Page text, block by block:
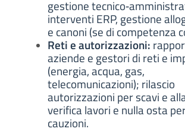
gestione
interventi ERP, gestione
e canoni (se di competenza
Reti e autorizzazioni:
aziende e gestori di reti e
(energia, acqua, gas,
telecomunicazioni); rilascio
autorizzazioni per scavi e
verifica lavori e nulla osta
cauzioni.